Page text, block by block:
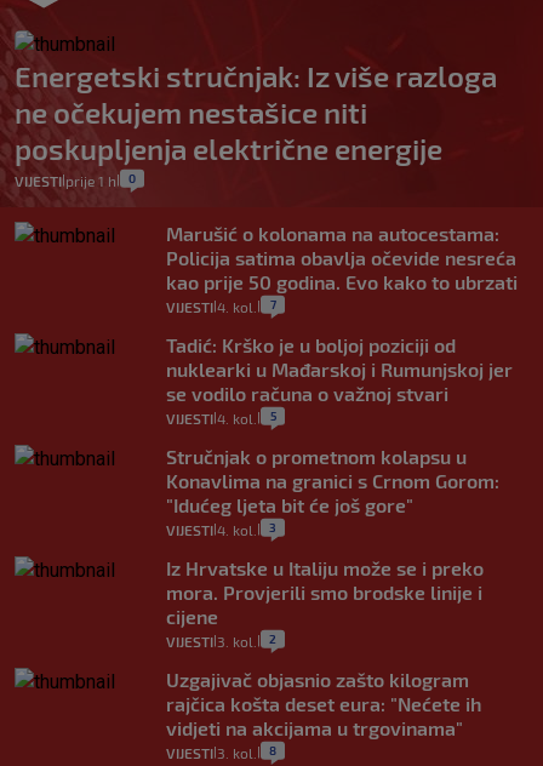
Energetski stručnjak: Iz više razloga
ne očekujem nestašice niti
poskupljenja električne energije
VIJESTI prije 1 h 0
Marušić o kolonama na autocestama:
Policija satima obavlja očevide nesreća
kao prije 50 godina. Evo kako to ubrzati
VIJESTI 4. kol. 7
Tadić: Krško je u boljoj poziciji od
nuklearki u Mađarskoj i Rumunjskoj jer
se vodilo računa o važnoj stvari
VIJESTI 4. kol. 5
Stručnjak o prometnom kolapsu u
Konavlima na granici s Crnom Gorom:
"Idućeg ljeta bit će još gore"
VIJESTI 4. kol. 3
Iz Hrvatske u Italiju može se i preko
mora. Provjerili smo brodske linije i
cijene
VIJESTI 3. kol. 2
Uzgajivač objasnio zašto kilogram
rajčica košta deset eura: "Nećete ih
vidjeti na akcijama u trgovinama"
VIJESTI 3. kol. 8